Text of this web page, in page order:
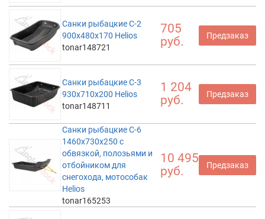
Санки рыбацкие С-2
900x480x170 Helios
tonar148721
705
руб.
Предзаказ
Санки рыбацкие С-3
930x710x200 Helios
tonar148711
1 204
руб.
Предзаказ
Санки рыбацкие С-6
1460х730х250 с
обвязкой, полозьями и
отбойником для
снегохода, мотособак
Helios
tonar165253
10 495
руб.
Предзаказ